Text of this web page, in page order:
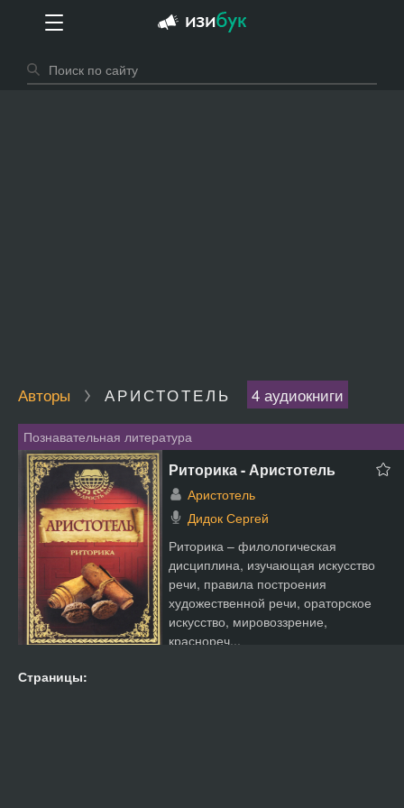
Авторы АРИСТОТЕЛЬ 4 аудиокниги
Познавательная литература
Риторика - Аристотель
Аристотель
Дидок Сергей
Риторика – филологическая
дисциплина, изучающая искусство
речи, правила построения
художественной речи, ораторское
искусство, мировоззрение,
краснореч...
Страницы: